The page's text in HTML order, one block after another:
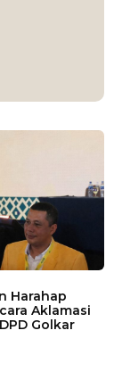
Harahap
Aklamasi
Golkar